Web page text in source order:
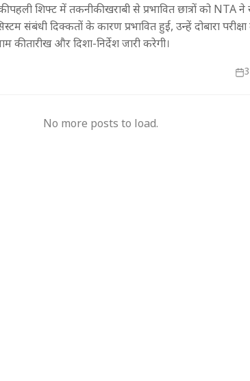
Mahabharata के भीम से WWE
रेसलर तक, जानिए Saurav Gurjar का
दमदार सफर
'दिल ना
'धूम' पहुंचे
किया
मुख्यमंत्री का किस्सा-
नेहरू के विरोध पर कांग्रेस
से बाहर हुए; एक साथ तीन चुनाव हारने का रिकॉर्ड,
शिफ्ट में तकनीकी खराबी से प्रभावित छात्रों को NTA ने
सिस्टम संबंधी दिक्कतों के कारण प्रभावित हुई, उन्हें दोबारा
की तारीख और दिशा-निर्देश जारी करेगी।
No more posts to load.